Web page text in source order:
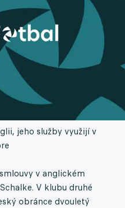
jeho služby využijí v
v anglickém
V klubu druhé
obránce dvouletý